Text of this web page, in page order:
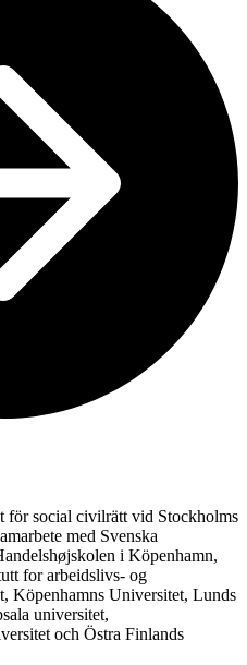
för social civilrätt vid Stockholms
med Svenska
i Köpenhamn,
for arbeidslivs- og
Köpenhamns Universitet, Lunds
universitet,
och Östra Finlands